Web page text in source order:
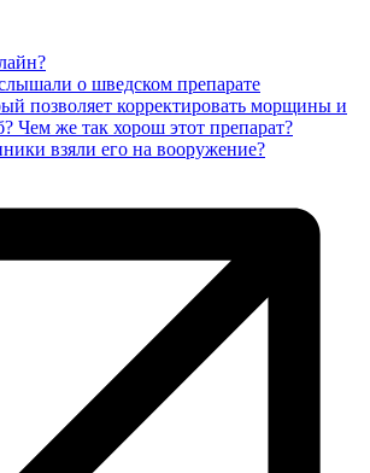
о шведском препарате
позволяет корректировать морщины и
Чем же так хорош этот препарат?
взяли его на вооружение?